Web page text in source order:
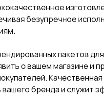
безупречное
пакетов
о вашем магазине и
вашего бренда и служит